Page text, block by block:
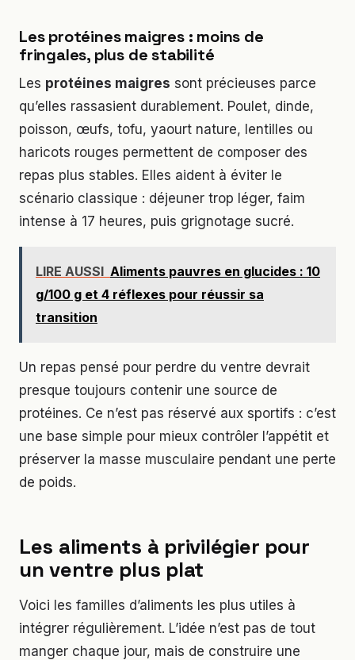
Les protéines maigres : moins de
fringales, plus de stabilité
Les protéines maigres sont précieuses parce
qu’elles rassasient durablement. Poulet, dinde,
poisson, œufs, tofu, yaourt nature, lentilles ou
haricots rouges permettent de composer des
repas plus stables. Elles aident à éviter le
scénario classique : déjeuner trop léger, faim
intense à 17 heures, puis grignotage sucré.
LIRE AUSSI Aliments pauvres en glucides : 10
g/100 g et 4 réflexes pour réussir sa
transition
Un repas pensé pour perdre du ventre devrait
presque toujours contenir une source de
protéines. Ce n’est pas réservé aux sportifs : c’est
une base simple pour mieux contrôler l’appétit et
préserver la masse musculaire pendant une perte
de poids.
Les aliments à privilégier pour
un ventre plus plat
Voici les familles d’aliments les plus utiles à
intégrer régulièrement. L’idée n’est pas de tout
manger chaque jour, mais de construire une